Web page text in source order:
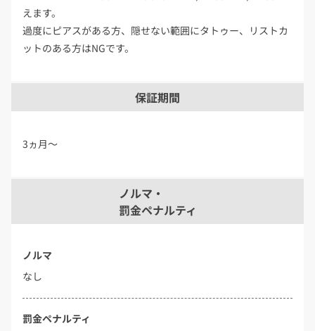
えます。
過度にピアスがある方、隠せない範囲にタトゥー、リストカ
ットのある方はNGです。
保証期間
3ヵ月～
ノルマ・
罰金ペナルティ
ノルマ
なし
罰金ペナルティ